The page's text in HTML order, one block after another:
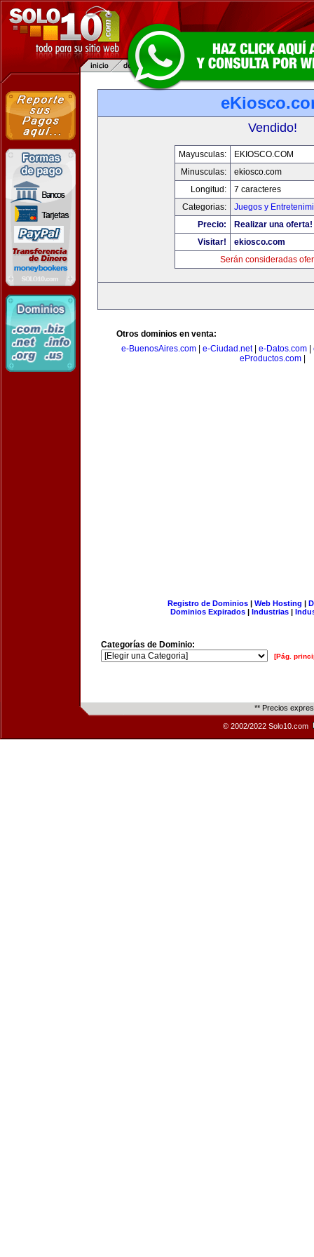
Vendido!
Mayusculas:
EKIOSCO.COM
Minusculas:
ekiosco.com
Longitud:
7 caracteres
Categorias:
Juegos y
Precio:
Realizar una oferta!
Visitar!
ekiosco.com
Serán consideradas
Otros dominios en venta:
e-BuenosAires.com| e-Ciudad.net| e-Datos.com|
eProductos.com
Registro de Dominios| Web Hosting |
Dominios Expirados | Industrias |
Categorías de Dominio:
[Pág.
** Precios
© 2002/2022 Solo10.com